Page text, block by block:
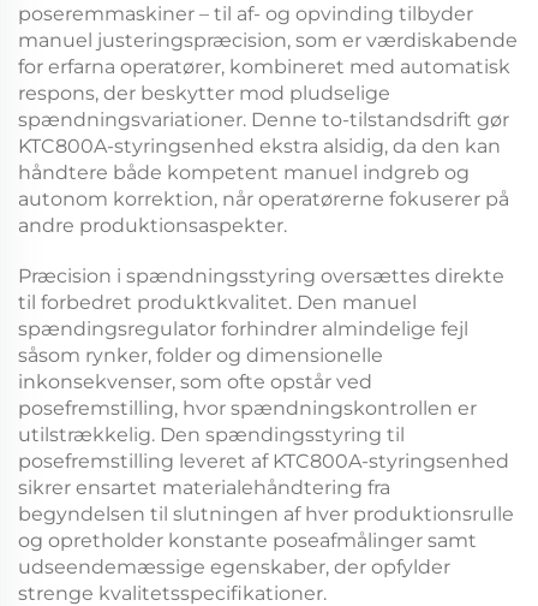
poseremmaskiner – til af- og opvinding tilbyder
manuel justeringspræcision, som er værdiskabende
for erfarna operatører, kombineret med automatisk
respons, der beskytter mod pludselige
spændningsvariationer. Denne to-tilstandsdrift gør
KTC800A-styringsenhed ekstra alsidig, da den kan
håndtere både kompetent manuel indgreb og
autonom korrektion, når operatørerne fokuserer på
andre produktionsaspekter.
Præcision i spændningsstyring oversættes direkte
til forbedret produktkvalitet. Den manuel
spændingsregulator forhindrer almindelige fejl
såsom rynker, folder og dimensionelle
inkonsekvenser, som ofte opstår ved
posefremstilling, hvor spændningskontrollen er
utilstrækkelig. Den spændingsstyring til
posefremstilling leveret af KTC800A-styringsenhed
sikrer ensartet materialehåndtering fra
begyndelsen til slutningen af hver produktionsrulle
og opretholder konstante poseafmålinger samt
udseendemæssige egenskaber, der opfylder
strenge kvalitetsspecifikationer.